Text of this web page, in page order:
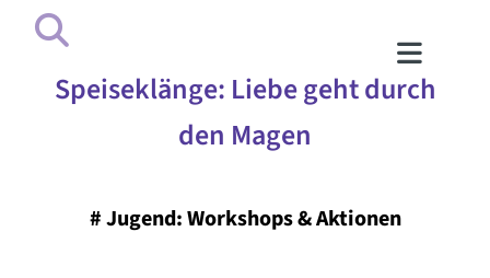
Speiseklänge: Liebe geht durch
den Magen
#Jugend: Workshops & Aktionen